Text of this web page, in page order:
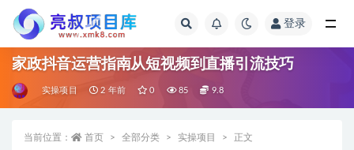
登录
家政抖音运营指南从短视频到直播引流技巧
实操项目 2 年前 0 85 9.8
当前位置： 首页 全部分类 实操项目 正文